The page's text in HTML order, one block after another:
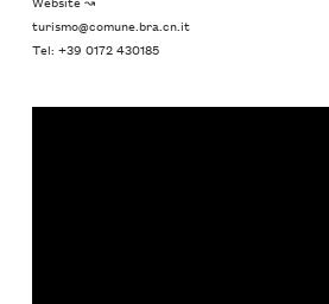
turismo@comune.bra.cn.it
Tel: +39 0172 430185